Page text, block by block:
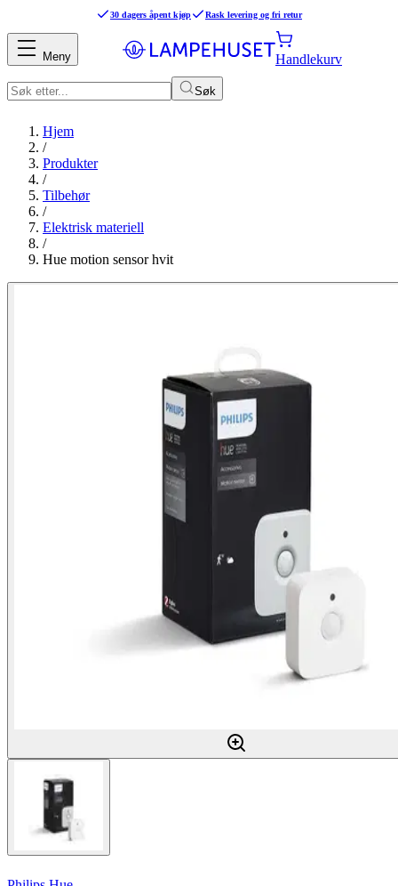
30 dagers åpent kjøp Rask levering og fri retur
Søk
Handlekurv
Meny
Hjem
/
Produkter
/
Tilbehør
/
Elektrisk materiell
/
Hue motion sensor hvit